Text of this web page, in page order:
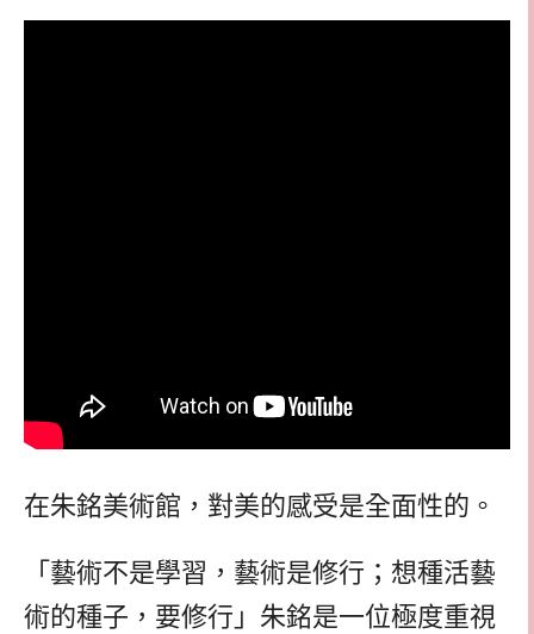
在朱銘美術館，對美的感受是全面性的。
「藝術不是學習，藝術是修行；想種活藝
術的種子，要修行」朱銘是一位極度重視